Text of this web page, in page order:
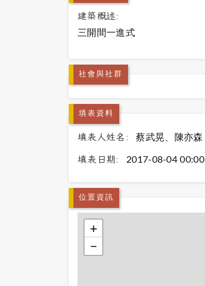
建築概述:
三開間一進式
社會與社群
填表資料
填表人姓名: 蔡武晃、陳亦森
填表日期: 2017-08-04 00:00
位置資訊
+
−